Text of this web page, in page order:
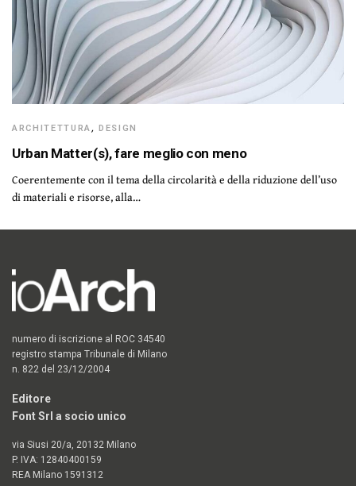
ARCHITETTURA,DESIGN
Urban Matter(s), fare meglio con meno
Coerentemente con il tema della circolarità e della riduzione dell’uso
di materiali e risorse, alla…
numero di iscrizione al ROC 34540
registro stampa Tribunale di Milano
n. 822 del 23/12/2004
Editore
Font Srl a socio unico
via Siusi 20/a, 20132 Milano
P. IVA: 12840400159
REA Milano 1591312